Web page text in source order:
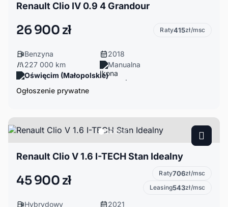
Renault Clio IV 0.9 4 Grandour
26 900 zł Raty415zł/msc
Benzyna
2018
227 000 km
Manualna
Oświęcim (Małopolskie)
Ogłoszenie prywatne
Renault Clio V 1.6 I-TECH Stan Idealny
45 900 zł Raty706zł/msc
Leasing543zł/msc
Hybrydowy
2021